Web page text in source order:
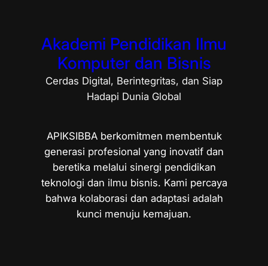
Akademi Pendidikan Ilmu
Komputer dan Bisnis
Cerdas Digital, Berintegritas, dan Siap
Hadapi Dunia Global
APIKSIBBA berkomitmen membentuk
generasi profesional yang inovatif dan
beretika melalui sinergi pendidikan
teknologi dan ilmu bisnis. Kami percaya
bahwa kolaborasi dan adaptasi adalah
kunci menuju kemajuan.